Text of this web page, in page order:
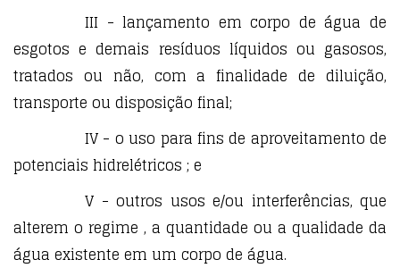
III - lançamento em corpo de água de
esgotos e demais resíduos líquidos ou gasosos,
tratados ou não, com a finalidade de diluição,
transporte ou disposição final;
IV - o uso para fins de aproveitamento de
potenciais hidrelétricos ; e
V - outros usos e/ou interferências, que
alterem o regime , a quantidade ou a qualidade da
água existente em um corpo de água.